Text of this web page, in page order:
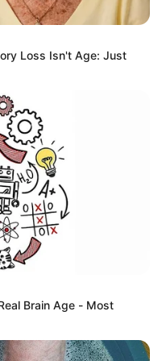
Loss Isn't Age: Just
Brain Age - Most